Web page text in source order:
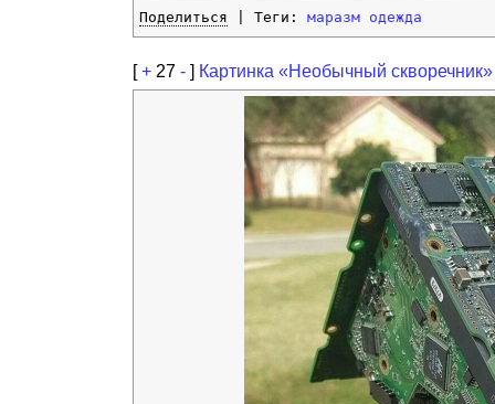
Поделиться | Теги: маразм одежда
[+ 27 - ] Картинка «Необычный скворечник»